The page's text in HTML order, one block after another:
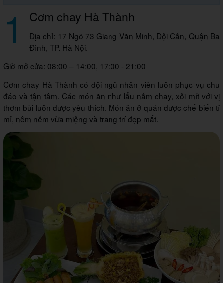
1 Cơm chay Hà Thành
Địa chỉ: 17 Ngõ 73 Giang Văn Minh, Đội Cấn, Quận Ba
Đình, TP. Hà Nội.
Giờ mở cửa: 08:00 – 14:00, 17:00 - 21:00
Cơm chay Hà Thành có đội ngũ nhân viên luôn phục vụ chu
đáo và tận tâm. Các món ăn như lẩu nấm chay, xôi mít với vị
thơm bùi luôn được yêu thích. Món ăn ở quán được chế biến tỉ
mỉ, nêm nếm vừa miệng và trang trí đẹp mắt.